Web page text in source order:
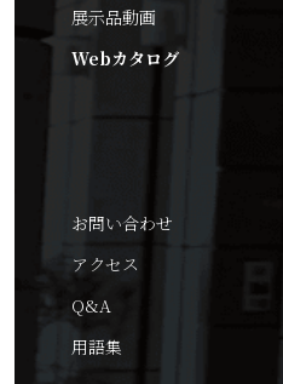
展示品動画
Webカタログ
お問い合わせ
アクセス
Q&A
用語集